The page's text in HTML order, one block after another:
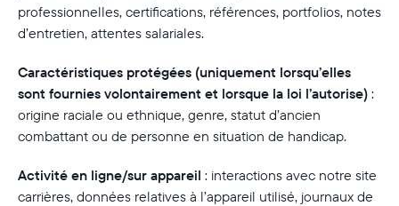
professionnelles, certifications, références, portfolios, notes
d’entretien, attentes salariales.
Caractéristiques protégées (uniquement lorsqu’elles
sont fournies volontairement et lorsque la loi l’autorise) :
origine raciale ou ethnique, genre, statut d’ancien
combattant ou de personne en situation de handicap.
Activité en ligne/sur appareil : interactions avec notre site
carrières, données relatives à l’appareil utilisé, journaux de